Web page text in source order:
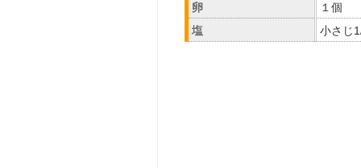
卵
１個
塩
小さじ